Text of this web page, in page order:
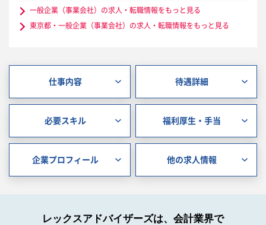
一般企業（事業会社）の求人・転職情報をもっと見る
東京都・一般企業（事業会社）の求人・転職情報をもっと見る
仕事内容 待遇詳細
必要スキル 福利厚生・手当
企業プロフィール 他の求人情報
レックスアドバイザーズは、会計業界で